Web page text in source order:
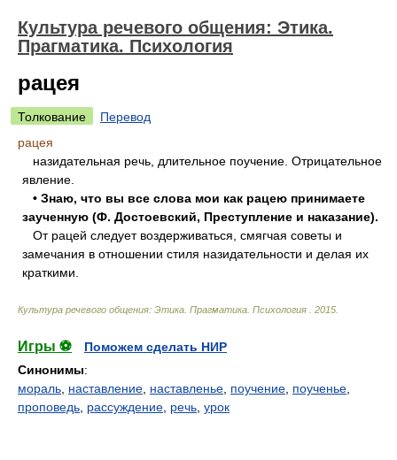
Культура речевого общения: Этика.
Прагматика. Психология
рацея
Толкование
Перевод
рацея
назидательная речь, длительное поучение. Отрицательное
явление.
• Знаю, что вы все слова мои как рацею принимаете
заученную (Ф. Достоевский, Преступление и наказание).
От рацей следует воздерживаться, смягчая советы и
замечания в отношении стиля назидательности и делая их
краткими.
Культура речевого общения: Этика. Прагматика. Психология 2015
Игры ⚽
Поможем сделать НИР
Синонимы:
мораль наставление наставленье поучение поученье
проповедь рассуждение речь урок